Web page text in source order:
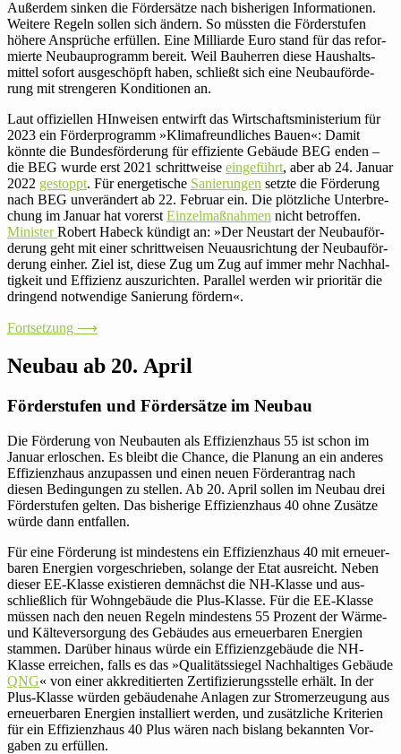
Außerdem sinken die För­der­sätze nach bis­he­rigen Infor­ma­tionen.
Weitere Regeln sollen sich ändern. So müssten die För­der­stufen
höhere Ansprüche erfüllen. Eine Mil­li­arde Euro stand für das refor­
mierte Neu­bau­pro­gramm bereit. Weil Bau­herren diese Haus­halts­
mittel sofort aus­ge­schöpft haben, schließt sich eine Neu­bau­för­de­
rung mit stren­geren Kon­di­tionen an.
Laut offi­zi­ellen HIn­weisen ent­wirft das Wirt­schafts­mi­nis­te­rium für
2023 ein För­der­pro­gramm »Kli­ma­freund­li­ches Bauen«: Damit
könnte die Bun­des­för­de­rung für effi­zi­ente Gebäude BEG enden –
die BEG wurde erst 2021 schritt­weise ein­ge­führt, aber ab 24. Januar
2022 gestoppt. Für ener­ge­ti­sche Sanie­rungen setzte die För­de­rung
nach BEG unver­än­dert ab 22. Februar ein. Die plötz­liche Unter­bre­
chung im Januar hat vorerst Ein­zel­maß­nahmen nicht betroffen.
MinisterRobert Habeck kündigt an: »Der Neu­start der Neu­bau­för­
de­rung geht mit einer schritt­weisen Neu­aus­rich­tung der Neu­bau­för­
de­rung einher. Ziel ist, diese Zug um Zug auf immer mehr Nach­hal­
tig­keit und Effi­zienz aus­zu­richten. Par­allel werden wir prio­ritär die
drin­gend not­wen­dige Sanie­rung fördern«.
Fort­set­zung ⟶
Neubau ab 20. April
För­der­stufen und För­der­sätze im Neubau
Die För­de­rung von Neu­bauten als Effizienz­haus 55 ist schon im
Januar erlo­schen. Es bleibt die Chance, die Planung an ein anderes
Effizienz­haus anzu­passen und einen neuen För­der­an­trag nach
diesen Bedin­gungen zu stellen. Ab 20. April sollen im Neubau drei
För­der­stufen gelten. Das bis­he­rige Effizienz­haus 40 ohne Zusätze
würde dann entfallen.
Für eine För­de­rung ist min­des­tens ein Effizienz­haus 40 mit erneu­er­
baren Ener­gien vor­ge­schrieben, solange der Etat aus­reicht. Neben
dieser EE-Klasse exis­tieren dem­nächst die NH-Klasse und aus­
schließ­lich für Wohn­ge­bäude die Plus-Klasse. Für die EE-Klasse
müssen nach den neuen Regeln min­des­tens 55 Prozent der Wärme-
und Käl­te­ver­sor­gung des Gebäudes aus erneu­er­baren Ener­gien
stammen. Darüber hinaus würde ein Effizienz­gebäude die NH-
Klasse errei­chen, falls es das »Qua­li­täts­siegel Nach­hal­tiges Gebäude
QNG« von einer akkre­di­tierten Zer­ti­fi­zie­rungs­stelle erhält. In der
Plus-Klasse würden gebäu­de­nahe Anlagen zur Strom­erzeu­gung aus
erneu­er­baren Ener­gien instal­liert werden, und zusätz­liche Kri­te­rien
für ein Effizienz­haus 40 Plus wären nach bislang bekannten Vor­
gaben zu erfüllen.